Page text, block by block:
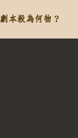
劇本殺為何物？